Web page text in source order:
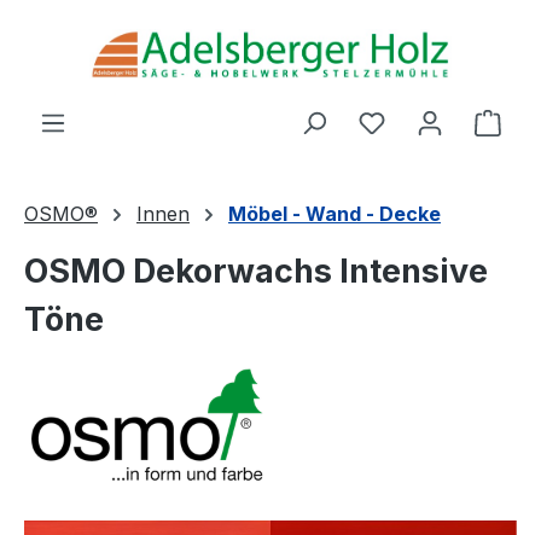
Zum Hauptinhalt springen
Du hast 0
OSMO® Innen Möbel - Wand - Decke
OSMO Dekorwachs Intensive
Töne
Bildergalerie überspringen